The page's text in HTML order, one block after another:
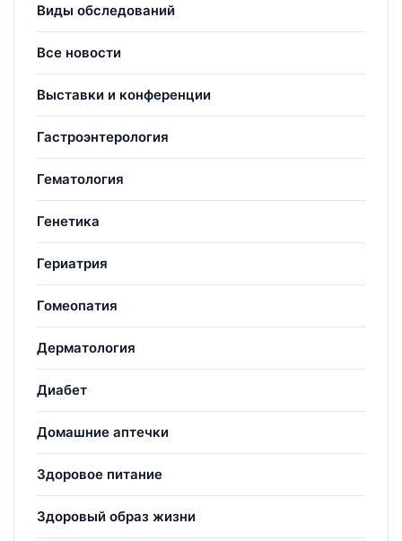
Виды обследований
Все новости
Выставки и конференции
Гастроэнтерология
Гематология
Генетика
Гериатрия
Гомеопатия
Дерматология
Диабет
Домашние аптечки
Здоровое питание
Здоровый образ жизни